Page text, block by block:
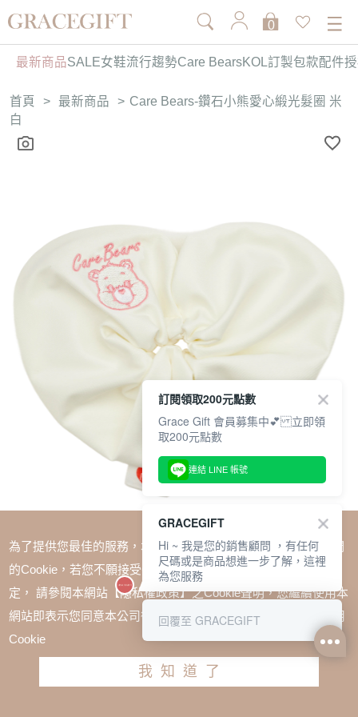
0
最新商品SALE女鞋流行趨勢Care BearsKOL訂製包款配件
首頁 > 最新商品 > Care Bears-鑽石小熊愛心緞光髮圈 米
白
Care Bears-鑽石小熊愛心緞光髮圈 米白
為了提供您最佳的服務，本網站會在您的電腦中放置並取用我們
的Cookie，若您不願接受Cookie時應如何變更電腦的Cookie設
定， 請參閱本網站【隱私權政策】之Cookie聲明，您繼續使用本
網站即表示您同意本公司得按本網站使用條款之Cookie聲明使用
Cookie
我知道了
訂閱領取200元點數
Grace Gift 會員募集中💕 立即領
取200元點數
連結 LINE 帳號
GRACEGIFT
Hi ~ 我是您的銷售顧問 ，有任何
尺碼或是商品想進一步了解，這裡
為您服務
回覆至 GRACEGIFT